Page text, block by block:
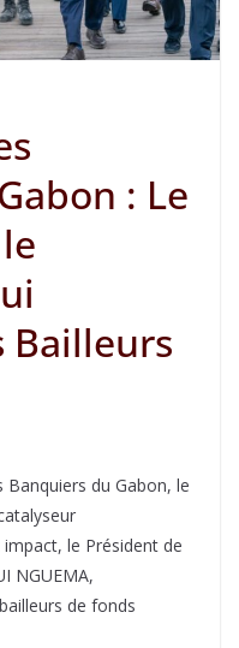
: Le
Bailleurs
du Gabon, le
le Président de
NGUEMA,
de fonds